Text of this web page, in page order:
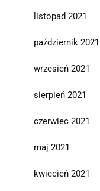
listopad 2021
październik 2021
wrzesień 2021
sierpień 2021
czerwiec 2021
maj 2021
kwiecień 2021